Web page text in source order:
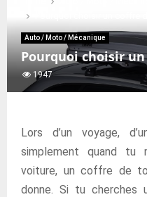
Auto / Moto / Mécanique
Pourquoi choisir
1947
Lors d’un voyage,
simplement quand tu
voiture, un coffre de
donne. Si tu cherches